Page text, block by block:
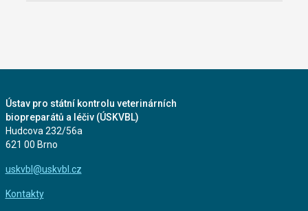
Ústav pro státní kontrolu veterinárních
biopreparátů a léčiv (ÚSKVBL)
Hudcova 232/56a
621 00 Brno
uskvbl@uskvbl.cz
Kontakty